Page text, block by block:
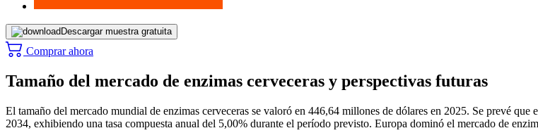
Descargar muestra gratuita
Comprar ahora
Tamaño del mercado de enzimas cerveceras y perspectivas futuras
El tamaño del mercado mundial de enzimas cerveceras se valoró en 446,64 millones de dólares en 2025. Se prevé
2034, exhibiendo una tasa compuesta anual del 5,00% durante el período previsto. Europa dominó el mercado de